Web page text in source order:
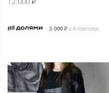
3 000₽х 4 платежа